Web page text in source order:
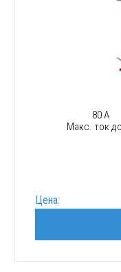
80 А
Макс. ток
Цена: